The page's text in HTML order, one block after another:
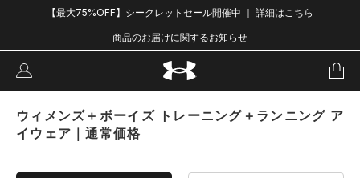
【最大75%OFF】シークレットセール開催中 ｜ 詳細はこちら
商品のお届けに関するお知らせ
ウィメンズ＋ボーイズ トレーニング＋ランニング ア
イウェア｜通常価格